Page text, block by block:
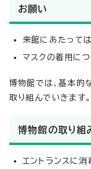
お願い
来館にあたって
マスクの着用に
博物館では、基本的
取り組んでいきます。
博物館の取り組
エントランスに